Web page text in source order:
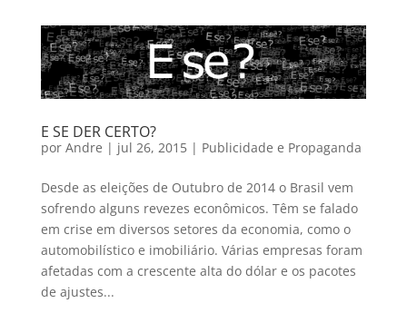
E SE DER CERTO?
por Andre | jul 26, 2015| Publicidade e Propaganda
Desde as eleições de Outubro de 2014 o Brasil vem
sofrendo alguns revezes econômicos. Têm se falado
em crise em diversos setores da economia, como o
automobilístico e imobiliário. Várias empresas foram
afetadas com a crescente alta do dólar e os pacotes
de ajustes...